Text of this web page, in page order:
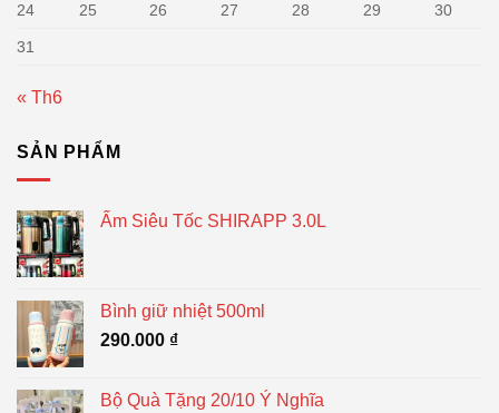
24 25 26 27 28 29 30
31
« Th6
SẢN PHẨM
Ấm Siêu Tốc SHIRAPP 3.0L
Bình giữ nhiệt 500ml
290.000 ₫
Bộ Quà Tặng 20/10 Ý Nghĩa